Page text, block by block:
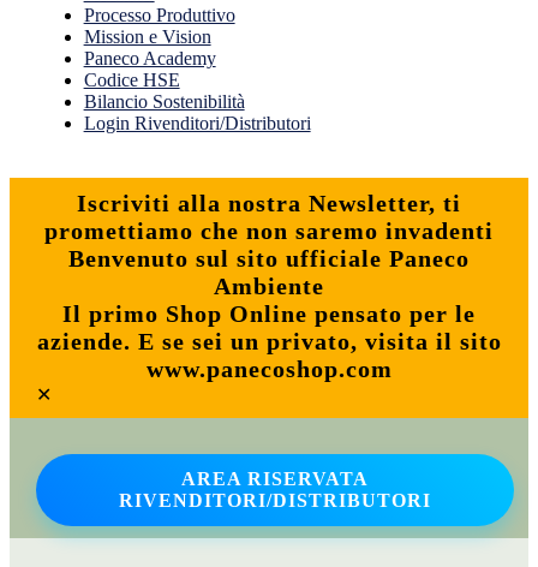
Processo Produttivo
Mission e Vision
Paneco Academy
Codice HSE
Bilancio Sostenibilità
Login Rivenditori/Distributori
Iscriviti alla nostra Newsletter, ti
promettiamo che non saremo invadenti
Benvenuto sul sito ufficiale Paneco
Ambiente
Il primo Shop Online pensato per le
aziende. E se sei un privato, visita il sito
www.panecoshop.com
✕
AREA RISERVATA
RIVENDITORI/DISTRIBUTORI